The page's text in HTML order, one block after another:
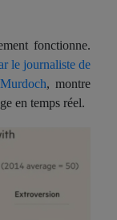
fonctionne.
le journaliste de
, montre
en temps réel.